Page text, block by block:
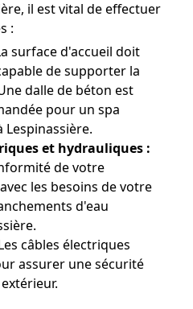
il est vital de effectuer
:
surface d'accueil doit
de supporter la
dalle de béton est
pour un spa
et hydrauliques :
de votre
les besoins de votre
d'eau
câbles électriques
assurer une sécurité